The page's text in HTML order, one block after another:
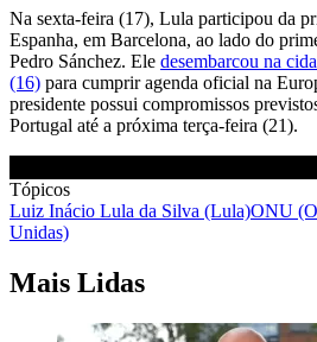
Na sexta-feira (17), Lula participou da
Espanha, em Barcelona, ao lado do
Pedro Sánchez. Ele desembarcou na
(16) para cumprir agenda oficial na
presidente possui compromissos
Portugal até a próxima terça-feira (21).
Tópicos
Luiz Inácio Lula da Silva (Lula)ONU
Unidas)
Mais Lidas